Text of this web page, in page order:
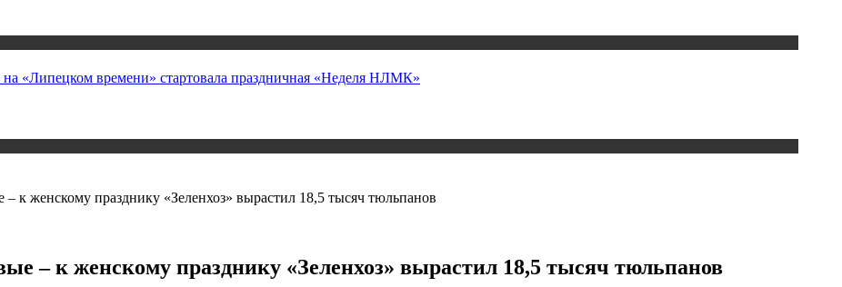
«Липецком времени» стартовала праздничная «Неделя НЛМК»
к женскому празднику «Зеленхоз» вырастил 18,5 тысяч тюльпанов
– к женскому празднику «Зеленхоз» вырастил 18,5 тысяч тюльпанов